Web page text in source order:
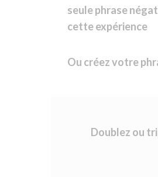
seule phrase
cette expérience
Ou créez votre
Doublez ou